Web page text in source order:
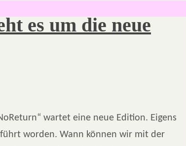
es um die neue
wartet eine neue Edition. Eigens
worden. Wann können wir mit der